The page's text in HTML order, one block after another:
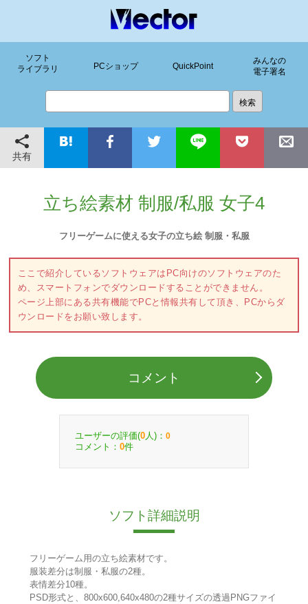
ソフト
ライブラリ
PCショップ QuickPoint
みんなの
電子署名
共有
立ち絵素材 制服/私服 女子4
フリーゲームに使える女子の立ち絵 制服・私服
ここで紹介しているソフトウェアはPC向けのソフトウェアのた
め、スマートフォンでダウンロードすることができません。
ページ上部にある共有機能でPCと情報共有して頂き、PCからダ
ウンロードをお願い致します。
コメント
ユーザーの評価(0 人)： 0
コメント： 0件
ソフト詳細説明
フリーゲーム用の立ち絵素材です。
服装差分は制服・私服の2種。
表情差分10種。
PSD形式と、800x600,640x480の2種サイズの透過PNGファイ